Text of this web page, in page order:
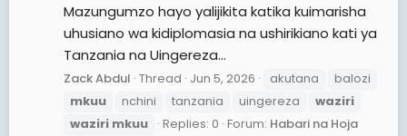
Mazungumzo hayo yalijikita katika kuimarisha
uhusiano wa kidiplomasia na ushirikiano kati ya
Tanzania na Uingereza...
Zack Abdul Thread Jun 5, 2026 akutana
balozi
mkuu
nchini tanzania uingereza
waziri
waziri mkuu Replies: 0 Forum: Habari na Hoja